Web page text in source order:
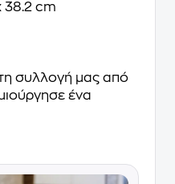
38.2 cm
συλλογή μας από
ένα